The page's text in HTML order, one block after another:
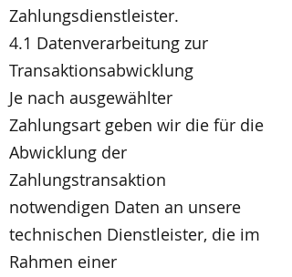
Zahlungsdienstleister.
4.1 Datenverarbeitung zur
Transaktionsabwicklung
Je nach ausgewählter
Zahlungsart geben wir die für die
Abwicklung der
Zahlungstransaktion
notwendigen Daten an unsere
technischen Dienstleister, die im
Rahmen einer